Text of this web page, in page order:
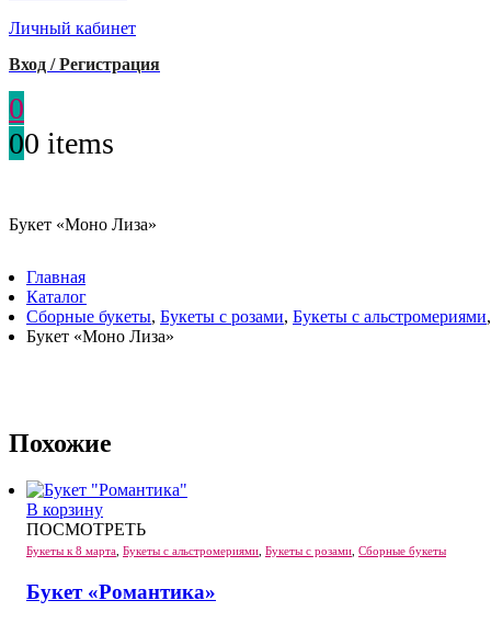
Личный кабинет
Вход / Регистрация
0
00 items
Букет «Моно Лиза»
Главная
Каталог
Сборные букеты, Букеты с розами, Букеты с альстромериями,
Букет «Моно Лиза»
Похожие
В корзину
ПОСМОТРЕТЬ
Букеты к 8 марта Букеты с альстромериями Букеты с розами Сборные букеты
Букет «Романтика»